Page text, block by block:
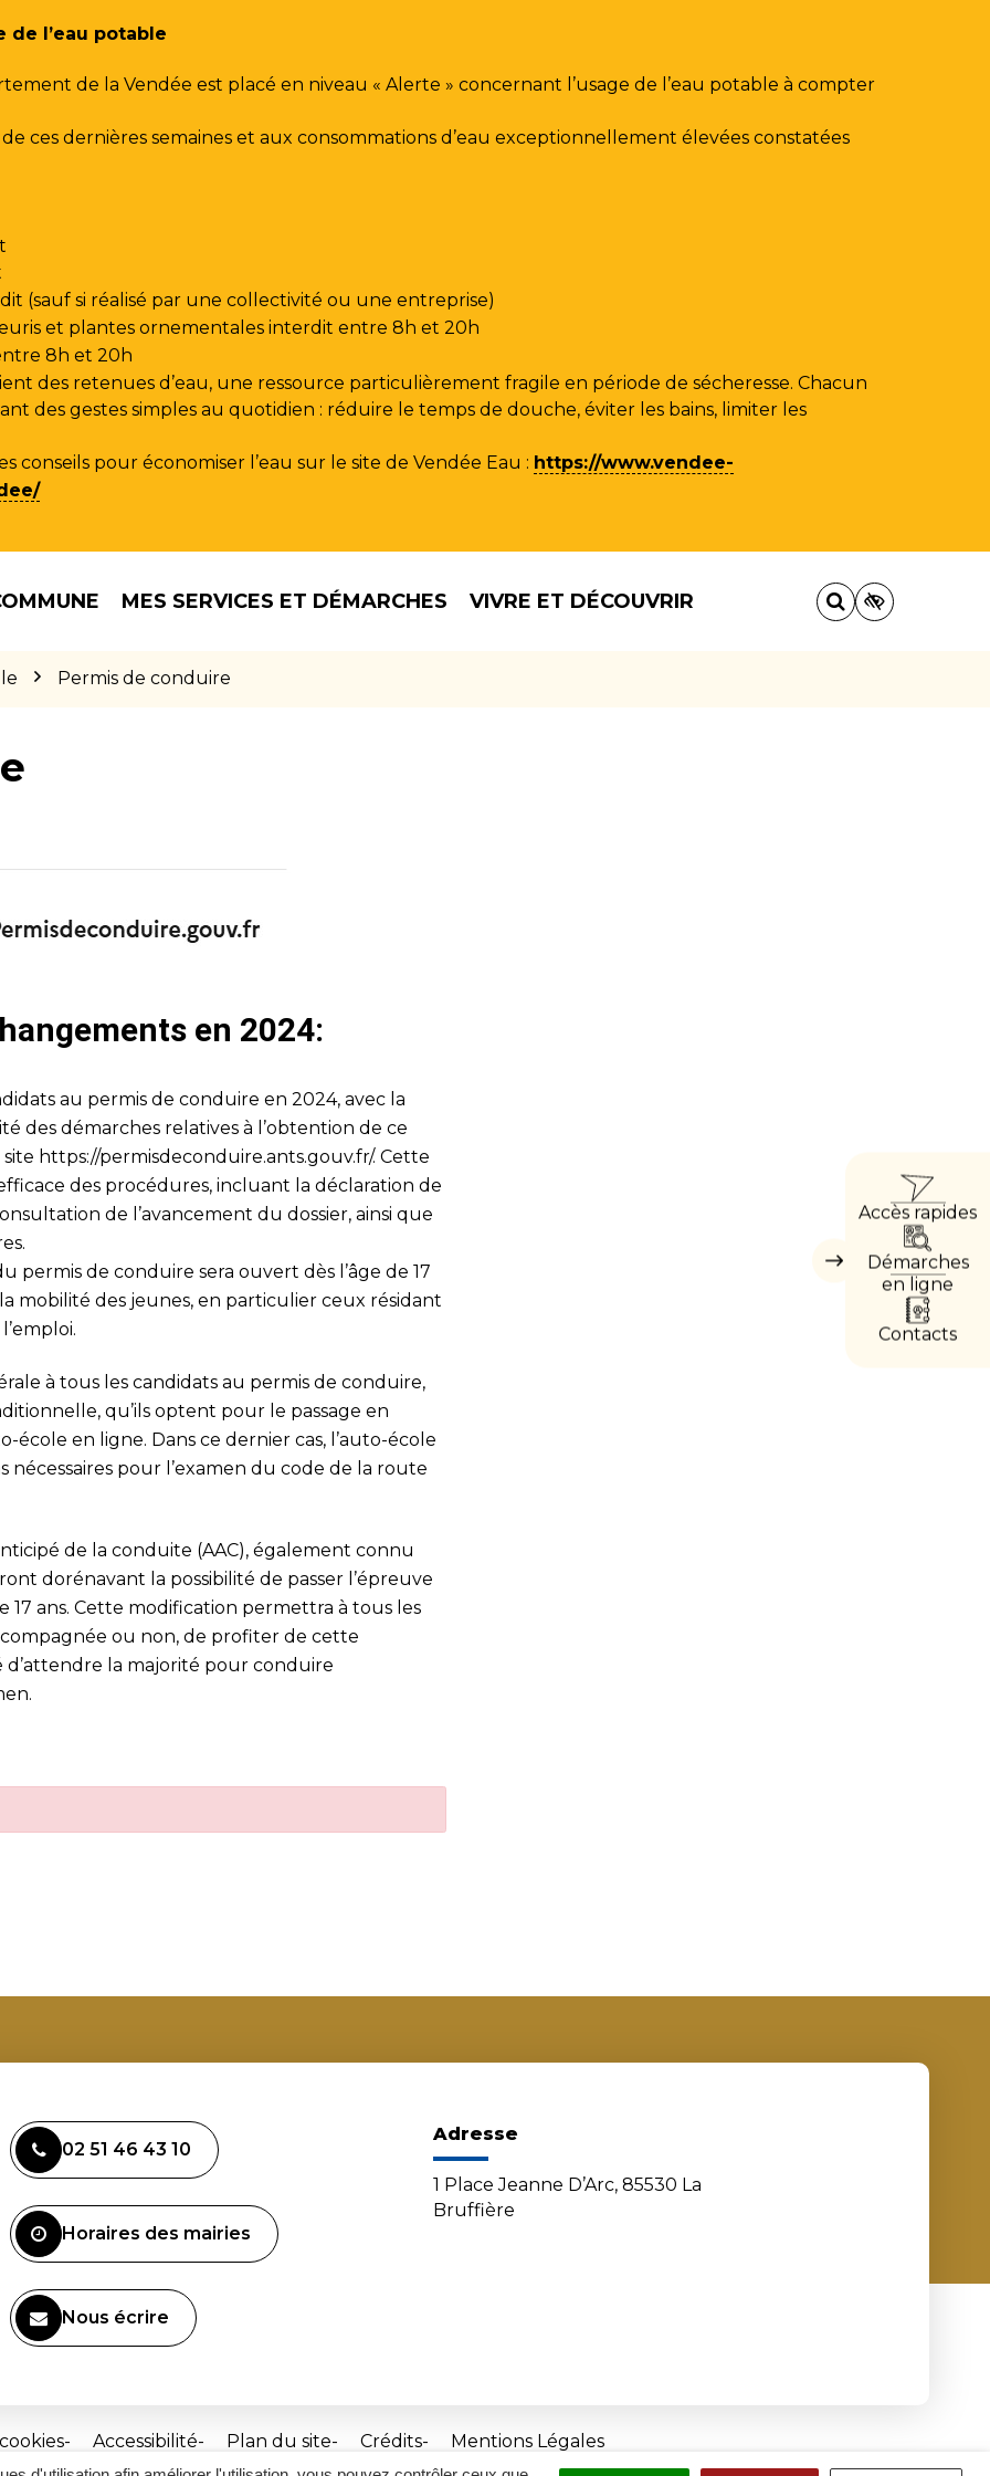
de l’eau potable
de la Vendée est placé en niveau « Alerte » concernant l’usage de l’eau potable à compter
ces dernières semaines et aux consommations d’eau exceptionnellement élevées constatées
(sauf si réalisé par une collectivité ou une entreprise)
et plantes ornementales interdit entre 8h et 20h
8h et 20h
des retenues d’eau, une ressource particulièrement fragile en période de sécheresse. Chacun
des gestes simples au quotidien : réduire le temps de douche, éviter les bains, limiter les
conseils pour économiser l’eau sur le site de Vendée Eau : https://www.vendee-
MES SERVICES ET DÉMARCHES VIVRE ET DÉCOUVRIR
Permis de conduire
Masquer
Accès rapides
Démarches
en ligne
Contacts
en 2024:
au permis de conduire en 2024, avec la
des démarches relatives à l’obtention de ce
https://permisdeconduire.ants.gouv.fr/. Cette
des procédures, incluant la déclaration de
de l’avancement du dossier, ainsi que
permis de conduire sera ouvert dès l’âge de 17
mobilité des jeunes, en particulier ceux résidant
à tous les candidats au permis de conduire,
qu’ils optent pour le passage en
en ligne. Dans ce dernier cas, l’auto-école
pour l’examen du code de la route
de la conduite (AAC), également connu
dorénavant la possibilité de passer l’épreuve
17 ans. Cette modification permettra à tous les
ou non, de profiter de cette
d’attendre la majorité pour conduire
02 51 46 43 10
Horaires des mairies
Nous écrire
Adresse
1 Place Jeanne D’Arc, 85530 La
Bruffière
Accessibilité Plan du site Crédits Mentions Légales